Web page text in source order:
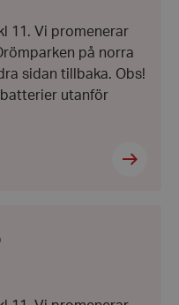
11. Vi promenerar
på norra
sidan tillbaka. Obs!
utanför